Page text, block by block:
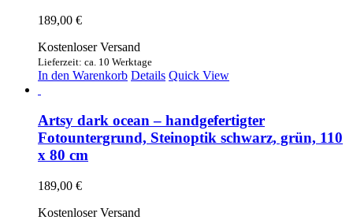
189,00 €
Kostenloser Versand
Lieferzeit: ca. 10 Werktage
In den Warenkorb Details Quick View
Artsy dark ocean – handgefertigter
Fotountergrund, Steinoptik schwarz, grün, 110
x 80 cm
189,00 €
Kostenloser Versand